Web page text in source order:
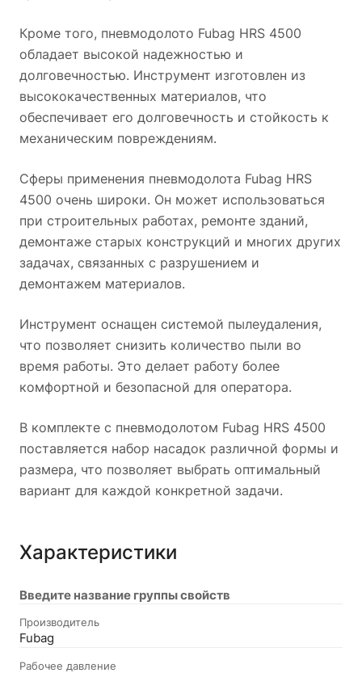
Кроме того, пневмодолото Fubag HRS 4500
обладает высокой надежностью и
долговечностью. Инструмент изготовлен из
высококачественных материалов, что
обеспечивает его долговечность и стойкость к
механическим повреждениям.
Сферы применения пневмодолота Fubag HRS
4500 очень широки. Он может использоваться
при строительных работах, ремонте зданий,
демонтаже старых конструкций и многих других
задачах, связанных с разрушением и
демонтажем материалов.
Инструмент оснащен системой пылеудаления,
что позволяет снизить количество пыли во
время работы. Это делает работу более
комфортной и безопасной для оператора.
В комплекте с пневмодолотом Fubag HRS 4500
поставляется набор насадок различной формы и
размера, что позволяет выбрать оптимальный
вариант для каждой конкретной задачи.
Характеристики
Введите название группы свойств
Производитель
Fubag
Рабочее давление